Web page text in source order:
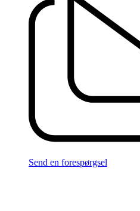
Send en forespørgsel